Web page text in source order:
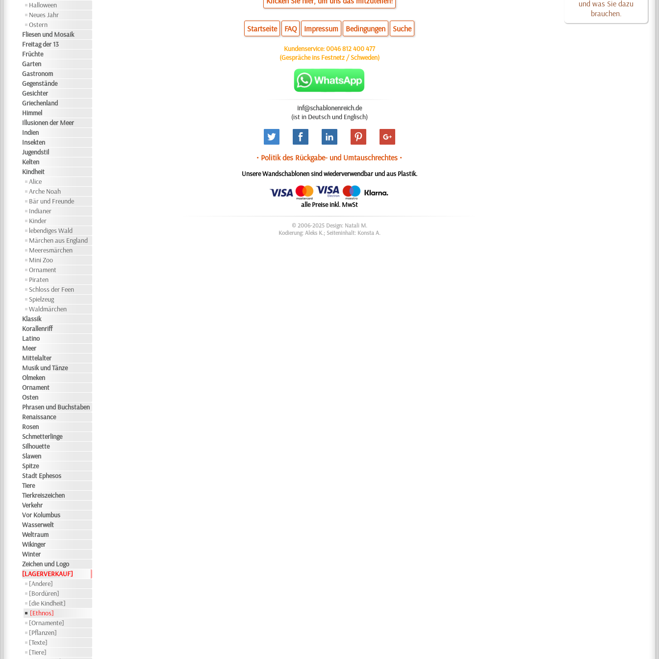
Halloween
Neues Jahr
Ostern
Fliesen und Mosaik
Freitag der 13
Früchte
Garten
Gastronom
Gegenstände
Gesichter
Griechenland
Himmel
Illusionen der Meer
Indien
Insekten
Jugendstil
Kelten
Kindheit
Alice
Arche Noah
Bär und Freunde
Indianer
Kinder
lebendiges Wald
Märchen aus England
Meeresmärchen
Mini Zoo
Ornament
Piraten
Schloss der Feen
Spielzeug
Waldmärchen
Klassik
Korallenriff
Latino
Meer
Mittelalter
Musik und Tänze
Olmeken
Ornament
Osten
Phrasen und Buchstaben
Renaissance
Rosen
Schmetterlinge
Silhouette
Slawen
Spitze
Stadt Ephesos
Tiere
Tierkreiszeichen
Verkehr
Vor Kolumbus
Wasserwelt
Weltraum
Wikinger
Winter
Zeichen und Logo
[LAGERVERKAUF]
[Andere]
[Bordüren]
[die Kindheit]
[Ethnos]
[Ornamente]
[Pflanzen]
[Texte]
[Tiere]
und was Sie dazu
brauchen.
Startseite FAQ Impressum Bedingungen Suche
Kundenservice:0046 812 400 477
(Gespräche ins Festnetz / Schweden)
inf@schablonenreich.de
(ist in Deutsch und Englisch)
• Politik des Rückgabe- und Umtauschrechtes •
Unsere Wandschablonen sind wiederverwendbar und aus Plastik.
alle Preise inkl. MwSt
© 2006-2025 Design: Natali M.
Kodierung: Aleks K.; Seiteninhalt: Konsta A.